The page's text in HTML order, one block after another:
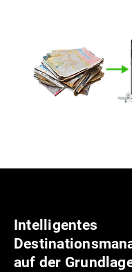
Intelligentes
auf der